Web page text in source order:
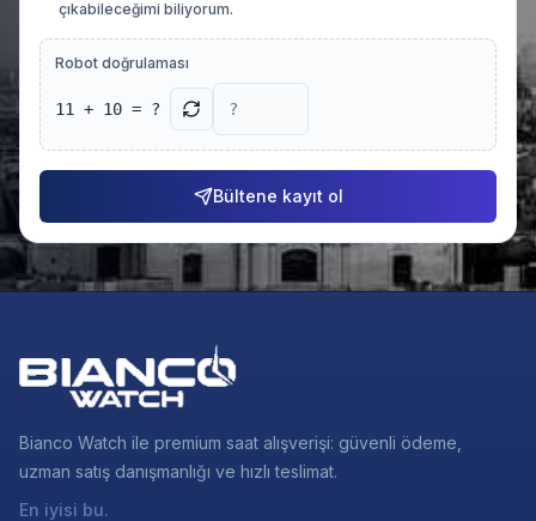
çıkabileceğimi biliyorum.
Robot doğrulaması
11 + 10 = ?
Bültene kayıt ol
Bianco Watch ile premium saat alışverişi: güvenli ödeme,
uzman satış danışmanlığı ve hızlı teslimat.
En iyisi bu.